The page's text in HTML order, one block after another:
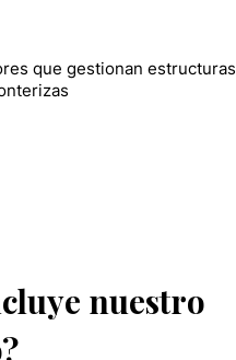
que gestionan estructuras
nuestro